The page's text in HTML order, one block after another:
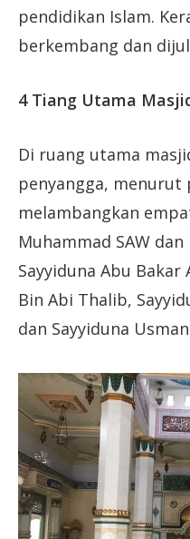
pendidikan Islam.
berkembang dan
4 Tiang Utama
Di ruang utama
penyangga, menurut
melambangkan
Muhammad SAW dan
Sayyiduna Abu Bakar
Bin Abi Thalib,
dan Sayyiduna